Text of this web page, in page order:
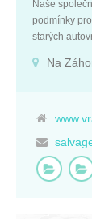
Naše
podmínky
starých
Na